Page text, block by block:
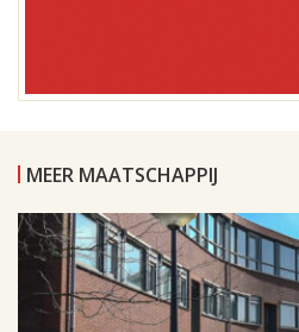
MEER MAATSCHAPPIJ